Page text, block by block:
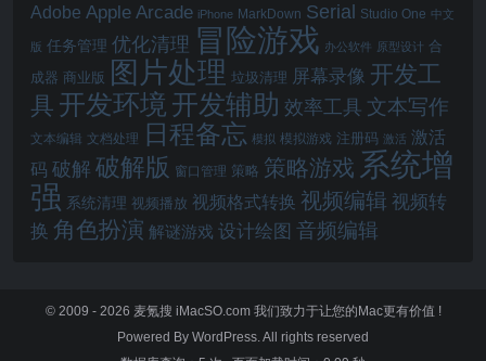
Adobe Apple Arcade iPhone MarkDown Serial Studio One 中文
版 任务管理 优化清理 冒险游戏 办公软件 原型设计 合
成器 商业版 图片处理 垃圾清理 屏幕录像 开发工
具 开发环境 开发辅助 效率工具 文本写作
文本编辑 文档处理 日程备忘 模拟 模拟游戏 注册码 激活 激活
码 破解 破解版 窗口管理 策略 策略游戏 系统增
强 系统清理 视频播放 视频格式转换 视频编辑 视频转
换 角色扮演 解谜游戏 设计绘图 音频编辑
© 2009 - 2026 麦氪搜 iMacSO.com 我们致力于让您的Mac更有价值 !
Powered By WordPress. All rights reserved